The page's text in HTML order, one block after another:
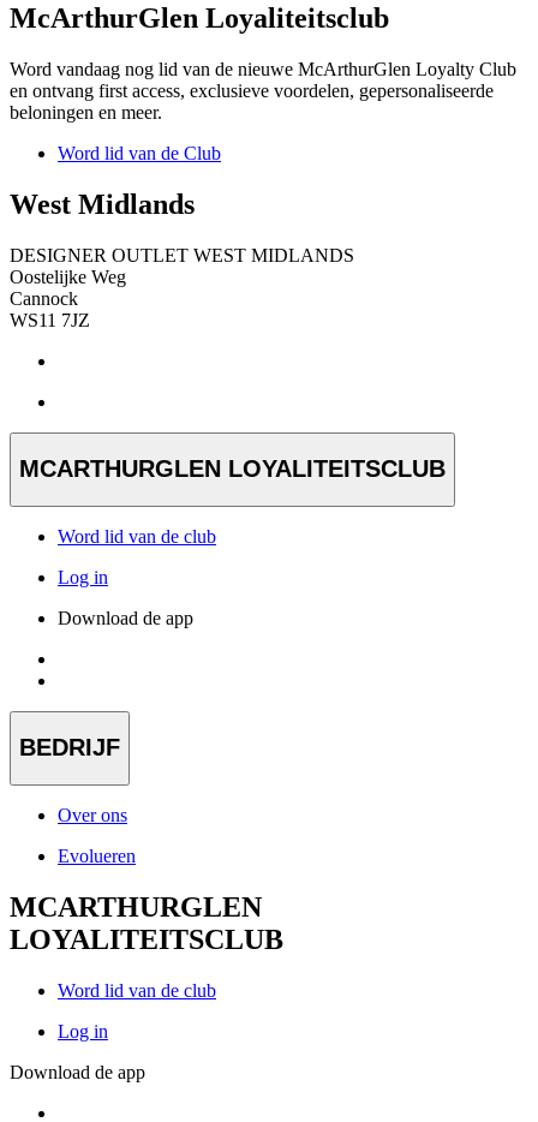
McArthurGlen Loyaliteitsclub
Word vandaag nog lid van de nieuwe McArthurGlen Loyalty Club
en ontvang first access, exclusieve voordelen, gepersonaliseerde
beloningen en meer.
Word lid van de Club
West Midlands
DESIGNER OUTLET WEST MIDLANDS
Oostelijke Weg
Cannock
WS11 7JZ
MCARTHURGLEN LOYALITEITSCLUB
Word lid van de club
Log in
Download de app
BEDRIJF
Over ons
Evolueren
MCARTHURGLEN
LOYALITEITSCLUB
Word lid van de club
Log in
Download de app